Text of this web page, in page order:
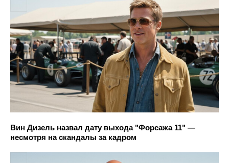
Вин Дизель назвал дату выхода "Форсажа 11" —
несмотря на скандалы за кадром